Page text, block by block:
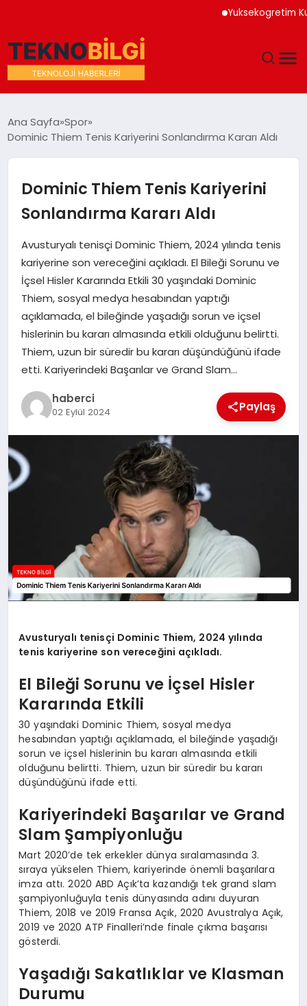
Yuksekogretim
EĞITIM
EKONOMI
MAGAZIN
SAĞLIK
SIYASET
SPOR
TEKNOLOJI
Ana Sayfa Spor
Dominic Thiem Tenis Kariyerini Sonlandırma Kararı Aldı
Dominic Thiem Tenis Kariyerini
Sonlandırma Kararı Aldı
Avusturyalı tenisçi Dominic Thiem, 2024 yılında tenis
kariyerine son vereceğini açıkladı. El Bileği Sorunu ve
İçsel Hisler Kararında Etkili 30 yaşındaki Dominic
Thiem, sosyal medya hesabından yaptığı
açıklamada, el bileğinde yaşadığı sorun ve içsel
hislerinin bu kararı almasında etkili olduğunu belirtti.
Thiem, uzun bir süredir bu kararı düşündüğünü ifade
etti. Kariyerindeki Başarılar ve Grand Slam…
haberci
02 Eylül 2024 Paylaş
Avusturyalı tenisçi Dominic Thiem, 2024 yılında
tenis kariyerine son vereceğini açıkladı.
El Bileği Sorunu ve İçsel Hisler
Kararında Etkili
30 yaşındaki Dominic Thiem, sosyal medya
hesabından yaptığı açıklamada, el bileğinde yaşadığı
sorun ve içsel hislerinin bu kararı almasında etkili
olduğunu belirtti. Thiem, uzun bir süredir bu kararı
düşündüğünü ifade etti.
Kariyerindeki Başarılar ve Grand
Slam Şampiyonluğu
Mart 2020’de tek erkekler dünya sıralamasında 3.
sıraya yükselen Thiem, kariyerinde önemli başarılara
imza attı. 2020 ABD Açık’ta kazandığı tek grand slam
şampiyonluğuyla tenis dünyasında adını duyuran
Thiem, 2018 ve 2019 Fransa Açık, 2020 Avustralya Açık,
2019 ve 2020 ATP Finalleri’nde finale çıkma başarısı
gösterdi.
Yaşadığı Sakatlıklar ve Klasman
Durumu